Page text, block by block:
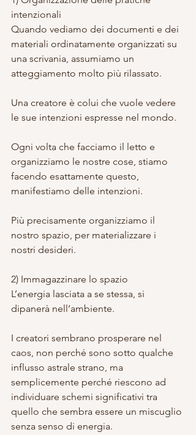
intenzionali
Quando vediamo dei documenti e dei
materiali ordinatamente organizzati su
una scrivania, assumiamo un
atteggiamento molto più rilassato.
Una creatore è colui che vuole vedere
le sue intenzioni espresse nel mondo.
Ogni volta che facciamo il letto e
organizziamo le nostre cose, stiamo
facendo esattamente questo,
manifestiamo delle intenzioni.
Più precisamente organizziamo il
nostro spazio, per materializzare i
nostri desideri.
2) Immagazzinare lo spazio
L’energia lasciata a se stessa, si
dipanerà nell’ambiente.
I creatori sembrano prosperare nel
caos, non perché sono sotto qualche
influsso astrale strano, ma
semplicemente perché riescono ad
individuare schemi significativi tra
quello che sembra essere un miscuglio
senza senso di energia.